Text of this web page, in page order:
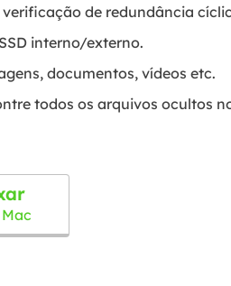
de redundância
interno/externo.
documentos, vídeos etc.
todos os arquivos ocultos